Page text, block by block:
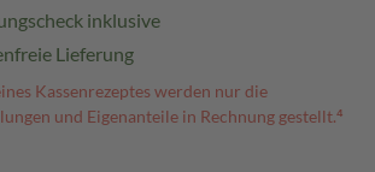
inklusive
Lieferung
Kassenrezeptes werden nur die
und Eigenanteile in Rechnung gestellt.⁴